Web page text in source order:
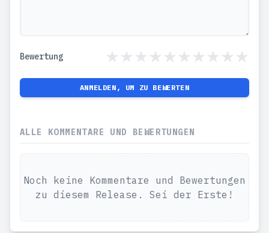
Bewertung
ANMELDEN, UM ZU BEWERTEN
ALLE KOMMENTARE UND BEWERTUNGEN
Noch keine Kommentare und Bewertungen
zu diesem Release. Sei der Erste!